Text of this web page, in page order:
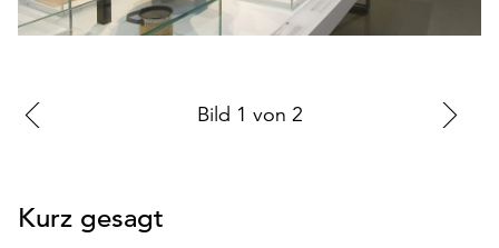
auf
um
alle
akzeptieren.
Sie
Bild 1 von 2
Kurz gesagt